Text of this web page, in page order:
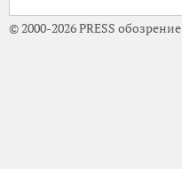
© 2000-2026 PRESS обозрение